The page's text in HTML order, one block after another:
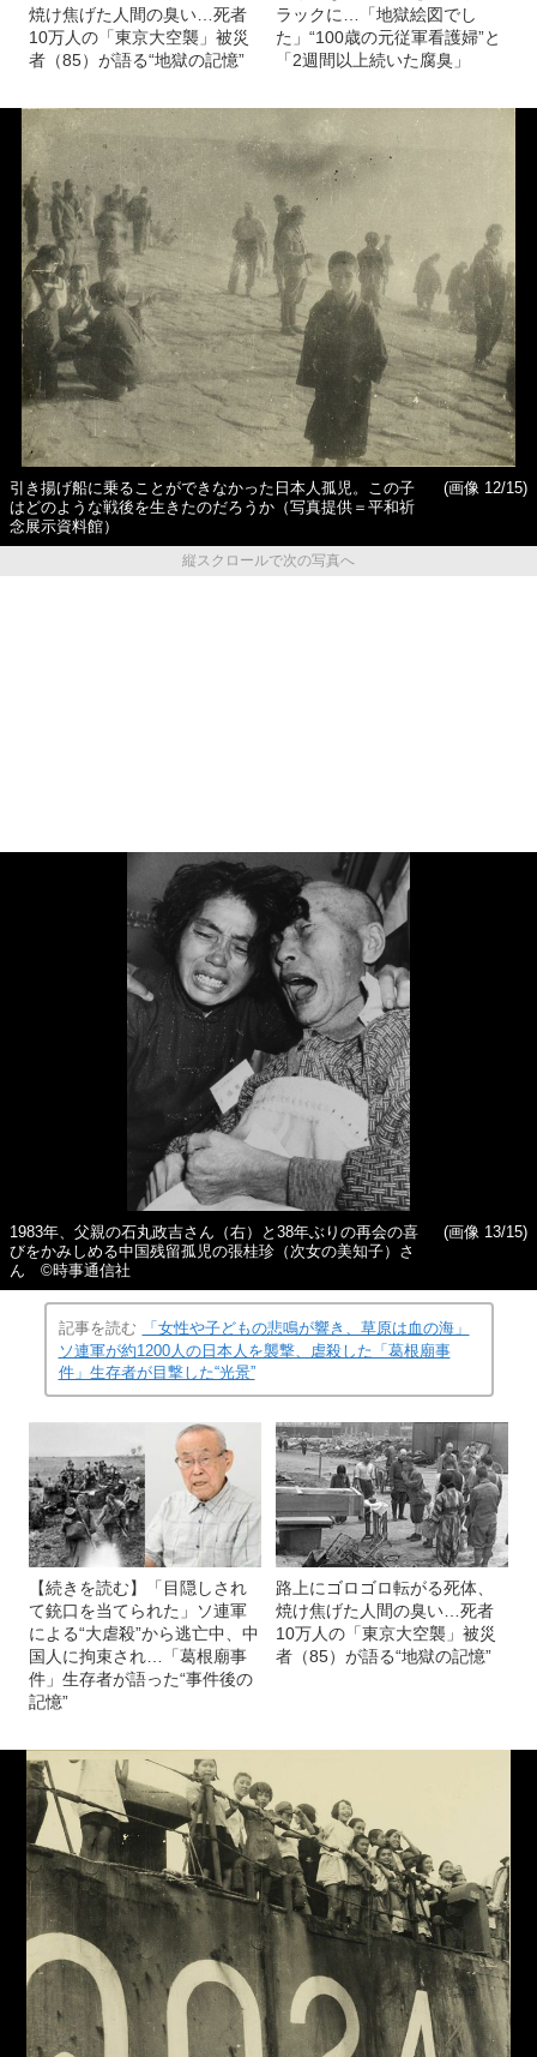
焼け焦げた人間の臭い…死者
10万人の「東京大空襲」被災
者（85）が語る“地獄の記憶”
ラックに…「地獄絵図でし
た」“100歳の元従軍看護婦”と
「2週間以上続いた腐臭」
引き揚げ船に乗ることができなかった日本人孤児。この子
はどのような戦後を生きたのだろうか（写真提供＝平和祈
念展示資料館）
(画像 12/15)
縦スクロールで次の写真へ
1983年、父親の石丸政吉さん（右）と38年ぶりの再会の喜
びをかみしめる中国残留孤児の張桂珍（次女の美知子）さ
ん ©時事通信社
(画像 13/15)
記事を読む
「女性や子どもの悲鳴が響き、草原は血の海」
ソ連軍が約1200人の日本人を襲撃、虐殺した「葛根廟事
件」生存者が目撃した“光景”
【続きを読む】「目隠しされ
て銃口を当てられた」ソ連軍
による“大虐殺”から逃亡中、中
国人に拘束され…「葛根廟事
件」生存者が語った“事件後の
記憶”
路上にゴロゴロ転がる死体、
焼け焦げた人間の臭い…死者
10万人の「東京大空襲」被災
者（85）が語る“地獄の記憶”